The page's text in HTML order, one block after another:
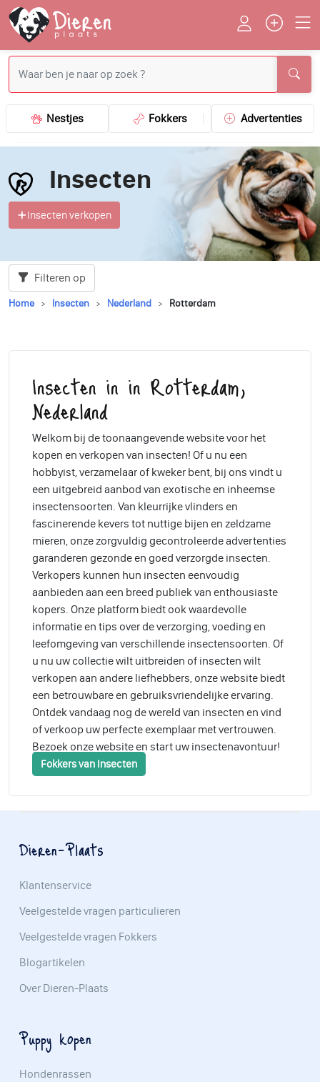
Nestjes Fokkers Advertenties
Insecten
Insecten verkopen
Filteren op
Home Insecten Nederland Rotterdam
Insecten in in Rotterdam,
Nederland
Welkom bij de toonaangevende website voor het
kopen en verkopen van insecten! Of u nu een
hobbyist, verzamelaar of kweker bent, bij ons vindt u
een uitgebreid aanbod van exotische en inheemse
insectensoorten. Van kleurrijke vlinders en
fascinerende kevers tot nuttige bijen en zeldzame
mieren, onze zorgvuldig gecontroleerde advertenties
garanderen gezonde en goed verzorgde insecten.
Verkopers kunnen hun insecten eenvoudig
aanbieden aan een breed publiek van enthousiaste
kopers. Onze platform biedt ook waardevolle
informatie en tips over de verzorging, voeding en
leefomgeving van verschillende insectensoorten. Of
u nu uw collectie wilt uitbreiden of insecten wilt
verkopen aan andere liefhebbers, onze website biedt
een betrouwbare en gebruiksvriendelijke ervaring.
Ontdek vandaag nog de wereld van insecten en vind
of verkoop uw perfecte exemplaar met vertrouwen.
Bezoek onze website en start uw insectenavontuur!
Fokkers van Insecten
Dieren-Plaats
Klantenservice
Veelgestelde vragen particulieren
Veelgestelde vragen Fokkers
Blogartikelen
Over Dieren-Plaats
Puppy kopen
Hondenrassen